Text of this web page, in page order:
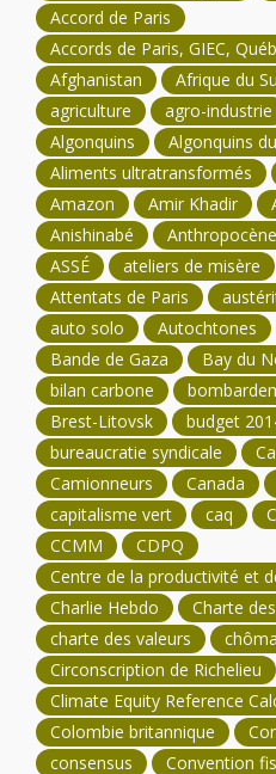
Accord de Paris
Accords de Paris, GIEC,
Afghanistan
Afrique du
agriculture
agro-industrie
Algonquins
Algonquins
Aliments ultratransformés
Amazon
Amir Khadir
Anishinabé
Anthropocène
ASSÉ
ateliers de misère
Attentats de Paris
auto solo
Autochtones
Bande de Gaza
Bay du
bilan carbone
Brest-Litovsk
budget
bureaucratie syndicale
Camionneurs
Canada
capitalisme vert
caq
CCMM
CDPQ
Centre de la productivité et
Charlie Hebdo
Charte
charte des valeurs
Circonscription de Richelieu
Climate Equity Reference
Colombie britannique
consensus
Convention